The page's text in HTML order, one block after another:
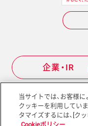
企業・IR
サイトマ
当サイトでは、お客様
クッキーを利用してい
タマイズするには、[ク
Cookieポリシー